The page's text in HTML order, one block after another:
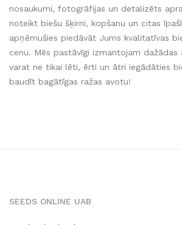
nosaukumi, fotogrāfijas un detalizēts
noteikt biešu šķirni, kopšanu un citas
apņēmušies piedāvāt Jums kvalitatīvas
cenu. Mēs pastāvīgi izmantojam dažādas
varat ne tikai lēti, ērti un ātri iegādāties
baudīt bagātīgas ražas avotu!
SEEDS ONLINE UAB